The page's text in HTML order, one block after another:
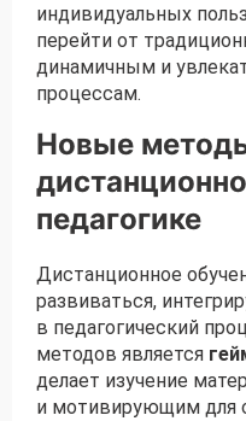
индивидуальных
перейти от
динамичным и
процессам.
Новые
педагогике
Дистанционное
развиваться,
в педагогический
методов является
делает изучение
и мотивирующим для